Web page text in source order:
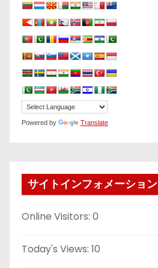
Powered by Translate
サイトインフォメーション
Online Visitors: 0
Today's Views: 10